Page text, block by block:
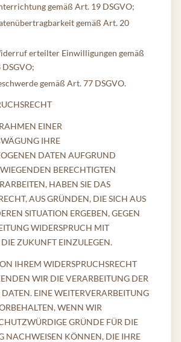
gemäß Art. 19 DSGVO;
gemäß Art. 20
erteilter Einwilligungen gemäß
gemäß Art. 77 DSGVO.
EINER
IHRE
DATEN AUFGRUND
BERECHTIGTEN
HABEN SIE DAS
AUS GRÜNDEN, DIE SICH AUS
SITUATION ERGEBEN, GEGEN
WIDERSPRUCH MIT
ZUKUNFT EINZULEGEN.
IHREM WIDERSPRUCHSRECHT
WIR DIE VERARBEITUNG DER
EINE WEITERVERARBEITUNG
WENN WIR
GRÜNDE FÜR DIE
NACHWEISEN KÖNNEN, DIE IHRE